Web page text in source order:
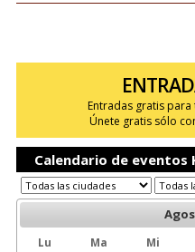
Entradas gratis
Únete gratis sólo
Calendario de eventos
Lu Ma Mi